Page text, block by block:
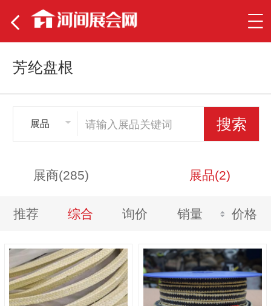
芳纶盘根
展品
展商(285) 展品(2)
推荐 综合 询价 销量 价格